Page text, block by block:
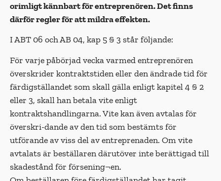
orimligt kännbart för entreprenören. Det finns
därför regler för att mildra effekten.
I ABT 06 och AB 04, kap 5 § 3 står följande:
För varje påbörjad vecka varmed entreprenören
överskrider kontraktstiden eller den ändrade tid för
färdigställandet som skall gälla enligt kapitel 4 § 2
eller 3, skall han betala vite enligt
kontraktshandlingarna. Vite kan även avtalas för
överskri-dande av den tid som bestämts för
utförande av viss del av entreprenaden. Om vite
avtalats är beställaren därutöver inte berättigad till
skadestånd för försening¬en.